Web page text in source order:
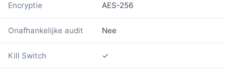
Encryptie AES-256
Onafhankelijke audit Nee
Kill Switch ✓